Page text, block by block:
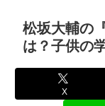
松坂大輔の
は？子供の
X